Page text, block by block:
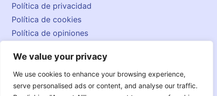
We value your privacy
We use cookies to enhance your browsing experience,
serve personalised ads or content, and analyse our traffic.
© 2026 englishatlas.es
Política de privacidad
Política de cookies
Política de opiniones
Contacto